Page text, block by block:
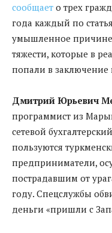
сообщает о трех
года каждый по
умышленное
тяжести, которые в
попали в
Дмитрий Юрьевич
программист из
сетевой
пользуются
предприниматели,
пострадавшим от
году. Спецслужбы
деньги «пришли с